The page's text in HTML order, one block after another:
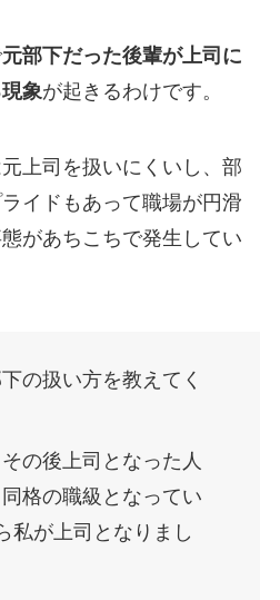
元部下だった後輩が上司に
象が起きるわけです。
上司を扱いにくいし、部
イドもあって職場が円滑
があちこちで発生してい
の扱い方を教えてく
の後上司となった人
格の職級となってい
私が上司となりまし